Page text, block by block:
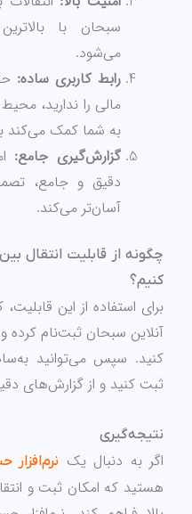
سبحان با
می‌شود.
رابط کاربری ساده:
مالی را ندارید،
به شما کمک می‌کند
گزارش‌گیری جامع:
دقیق و جامع،
آسان‌تر می‌کند.
چگونه از قابلیت انتقال
کنیم؟
برای استفاده از این
آنلاین سبحان ثبت‌نام
کنید. سپس می‌توانید
ثبت کنید و از گزارش‌های
نتیجه‌گیری
اگر به دنبال یک نرم‌افزار
هستید که امکان ثبت و